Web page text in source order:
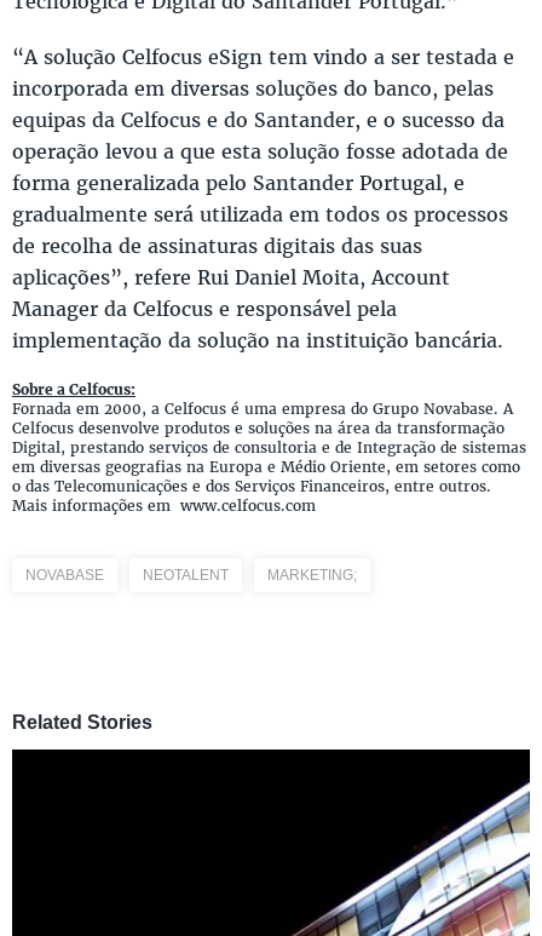
“A solução Celfocus eSign tem vindo a ser testada e
incorporada em diversas soluções do banco, pelas
equipas da Celfocus e do Santander, e o sucesso da
operação levou a que esta solução fosse adotada de
forma generalizada pelo Santander Portugal, e
gradualmente será utilizada em todos os processos
de recolha de assinaturas digitais das suas
aplicações”, refere Rui Daniel Moita, Account
Manager da Celfocus e responsável pela
implementação da solução na instituição bancária.
Sobre a Celfocus:
Fornada em 2000, a Celfocus é uma empresa do Grupo Novabase. A
Celfocus desenvolve produtos e soluções na área da transformação
Digital, prestando serviços de consultoria e de Integração de sistemas
em diversas geografias na Europa e Médio Oriente, em setores como
o das Telecomunicações e dos Serviços Financeiros, entre outros.
Mais informações em www.celfocus.com
NOVABASE NEOTALENT MARKETING;
Related Stories